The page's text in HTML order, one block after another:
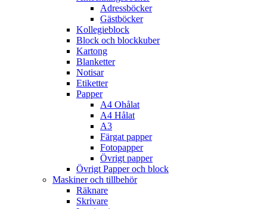
Adressböcker
Gästböcker
Kollegieblock
Block och blockkuber
Kartong
Blanketter
Notisar
Etiketter
Papper
A4 Ohålat
A4 Hålat
A3
Färgat papper
Fotopapper
Övrigt papper
Övrigt Papper och block
Maskiner och tillbehör
Räknare
Skrivare